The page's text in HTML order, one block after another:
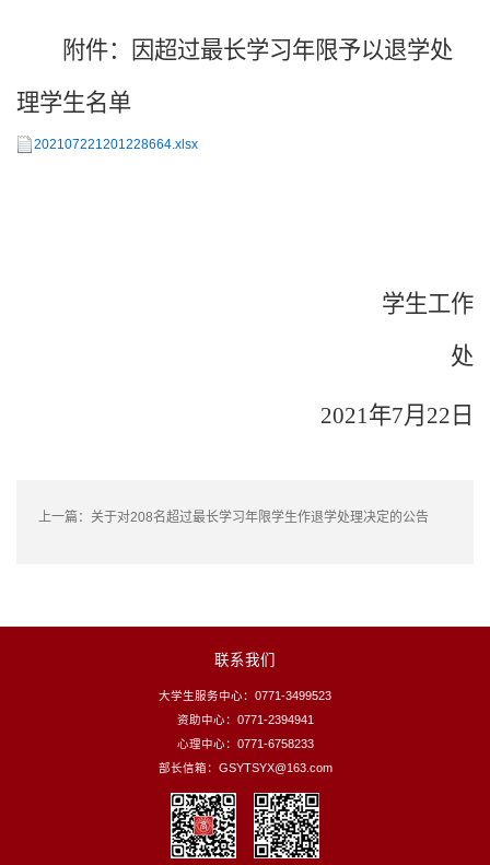
附件：因超过最长学习年限予以退学处
理学生名单
202107221201228664.xlsx
学生工作
处
2021年7月22 日
上一篇： 关于对208名超过最长学习年限学生作退学处理决定的公告
联系我们
大学生服务中心：0771-3499523
资助中心：0771-2394941
心理中心：0771-6758233
部长信箱：GSYTSYX@163.com